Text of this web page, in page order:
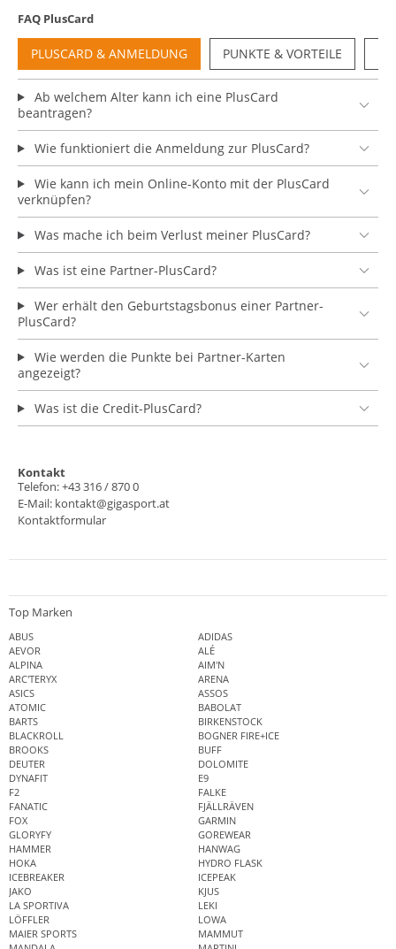
FAQ PlusCard
PLUSCARD & ANMELDUNG PUNKTE & VORTEILE
Ab welchem Alter kann ich eine PlusCard
beantragen?
Wie funktioniert die Anmeldung zur PlusCard?
Wie kann ich mein Online-Konto mit der PlusCard
verknüpfen?
Was mache ich beim Verlust meiner PlusCard?
Was ist eine Partner-PlusCard?
Wer erhält den Geburtstagsbonus einer Partner-
PlusCard?
Wie werden die Punkte bei Partner-Karten
angezeigt?
Was ist die Credit-PlusCard?
Kontakt
Telefon: +43 316 / 870 0
E-Mail: kontakt@gigasport.at
Kontaktformular
Top Marken
ABUS
ADIDAS
AEVOR
ALÉ
ALPINA
AIM'N
ARC'TERYX
ARENA
ASICS
ASSOS
ATOMIC
BABOLAT
BARTS
BIRKENSTOCK
BLACKROLL
BOGNER FIRE+ICE
BROOKS
BUFF
DEUTER
DOLOMITE
DYNAFIT
E9
F2
FALKE
FANATIC
FJÄLLRÄVEN
FOX
GARMIN
GLORYFY
GOREWEAR
HAMMER
HANWAG
HOKA
HYDRO FLASK
ICEBREAKER
ICEPEAK
JAKO
KJUS
LA SPORTIVA
LEKI
LÖFFLER
LOWA
MAIER SPORTS
MAMMUT